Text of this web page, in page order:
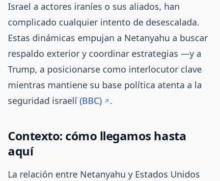
Israel a actores iraníes o sus aliados, han
complicado cualquier intento de desescalada.
Estas dinámicas empujan a Netanyahu a buscar
respaldo exterior y coordinar estrategias —y a
Trump, a posicionarse como interlocutor clave
mientras mantiene su base política atenta a la
seguridad israelí (BBC) .
Contexto: cómo llegamos hasta
aquí
La relación entre Netanyahu y Estados Unidos